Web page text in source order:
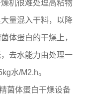
机很难处理高粘物
量混入干料，以降
体蛋白的干燥上，
去水能力由处理一
水/M2.h。
菌体蛋白干燥设备